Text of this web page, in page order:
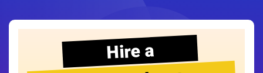
Hire a